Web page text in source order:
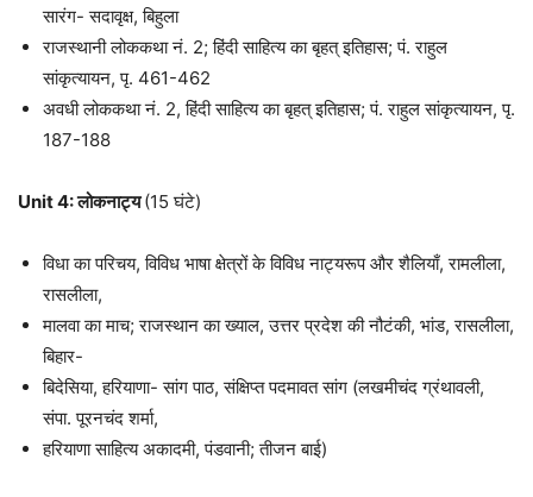
सारंग- सदावृक्ष, बिहुला
राजस्थानी लोककथा नं. 2; हिंदी साहित्य का बृहत्‌ इतिहास; पं. राहुल
सांकृत्यायन, पृ. 461-462
अवधी लोककथा नं. 2, हिंदी साहित्य का बृहत्‌ इतिहास; पं. राहुल सांकृत्यायन, पृ.
187-188
Unit 4:लोकनाट्य(15 घंटे)
विधा का परिचय, विविध भाषा क्षेत्रों के विविध नाट्यरूप और शैलियाँ, रामलीला,
रासलीला,
मालवा का माच; राजस्थान का ख्याल, उत्तर प्रदेश की नौटंकी, भांड, रासलीला,
बिहार-
बिदेसिया, हरियाणा- सांग पाठ, संक्षिप्त पदमावत सांग (लखमीचंद ग्रंथावली,
संपा. पूरनचंद शर्मा,
हरियाणा साहित्य अकादमी, पंडवानी; तीजन बाई)